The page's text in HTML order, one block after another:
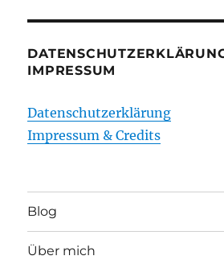
IMPRESSUM
Datenschutzerklärung
Impressum & Credits
Blog
Über mich